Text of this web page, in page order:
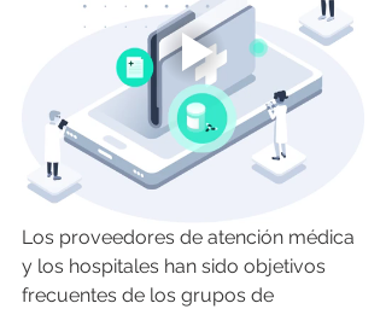
Los proveedores de atención médica
y los hospitales han sido objetivos
frecuentes de los grupos de